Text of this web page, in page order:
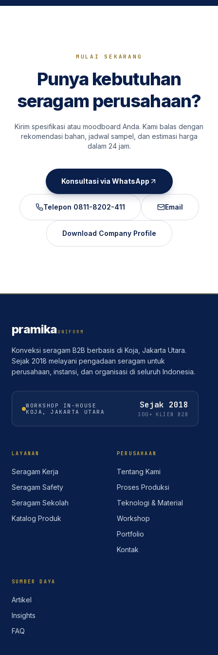
MULAI SEKARANG
Punya kebutuhan
seragam perusahaan?
Kirim spesifikasi atau moodboard Anda. Kami balas dengan
rekomendasi bahan, jadwal sampel, dan estimasi harga
dalam 24 jam.
Konsultasi via WhatsApp
Telepon 0811-8202-411 Email
Download Company Profile
pramikaUNIFORM
Konveksi seragam B2B berbasis di Koja, Jakarta Utara.
Sejak 2018 melayani pengadaan seragam untuk
perusahaan, instansi, dan organisasi di seluruh Indonesia.
WORKSHOP IN-HOUSE
KOJA, JAKARTA UTARA
Sejak 2018
300+ KLIEN B2B
LAYANAN
Seragam Kerja
Seragam Safety
Seragam Sekolah
Katalog Produk
PERUSAHAAN
Tentang Kami
Proses Produksi
Teknologi & Material
Workshop
Portfolio
Kontak
SUMBER DAYA
Artikel
Insights
FAQ